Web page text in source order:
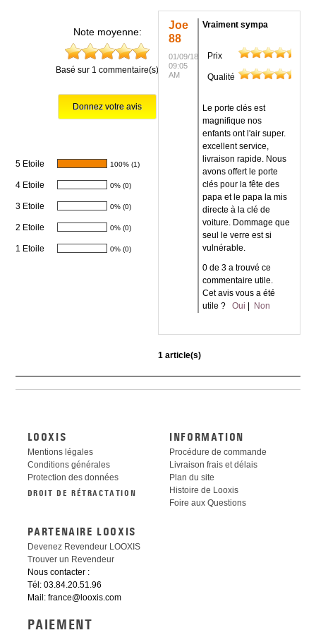
Note moyenne:
Basé sur 1 commentaire(s)
5 Etoile 100% (1)
4 Etoile 0% (0)
3 Etoile 0% (0)
2 Etoile 0% (0)
1 Etoile 0% (0)
Joe
88
01/09/18
09:05
AM
Vraiment sympa
Prix
Qualité
Le porte clés est
magnifique nos
enfants ont l'air super.
excellent service,
livraison rapide. Nous
avons offert le porte
clés pour la fête des
papa et le papa la mis
directe à la clé de
voiture. Dommage que
seul le verre est si
vulnérable.
0 de 3 a trouvé ce
commentaire utile.
Cet avis vous a été
utile ?
Oui | Non
1 article(s)
LOOXIS
Mentions légales
Conditions générales
Protection des données
DROIT DE RÉTRACTATION
INFORMATION
Procédure de commande
Livraison frais et délais
Plan du site
Histoire de Looxis
Foire aux Questions
PARTENAIRE LOOXIS
Devenez Revendeur LOOXIS
Trouver un Revendeur
Nous contacter :
Tél: 03.84.20.51.96
Mail: france@looxis.com
PAIEMENT